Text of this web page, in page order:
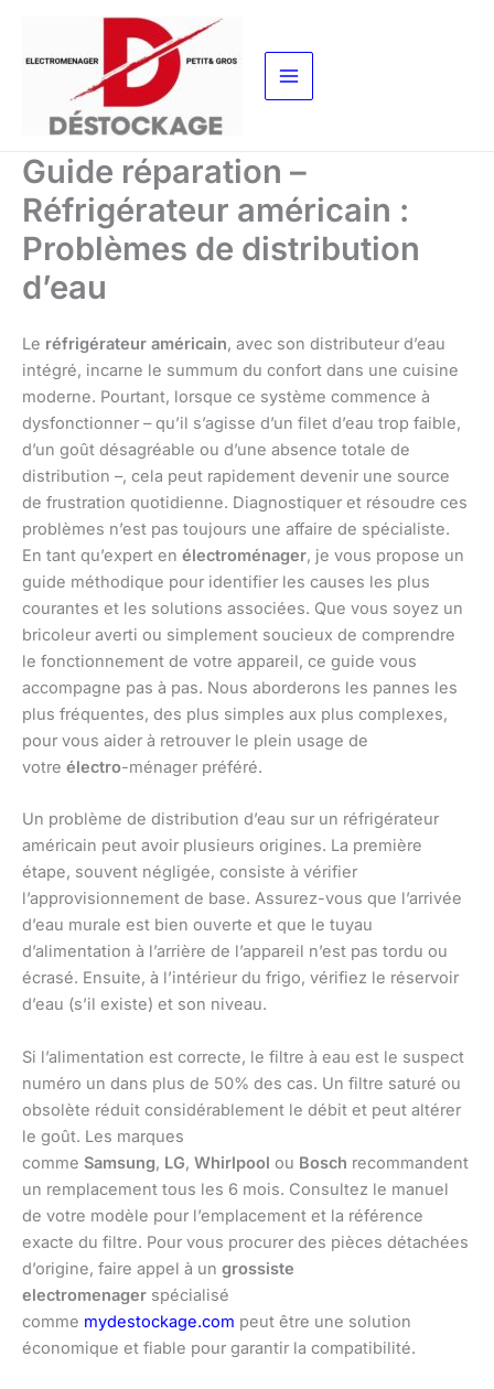
contenu
Guide réparation –
Réfrigérateur américain :
Problèmes de distribution
d’eau
Le réfrigérateur américain, avec son distributeur d’eau
intégré, incarne le summum du confort dans une cuisine
moderne. Pourtant, lorsque ce système commence à
dysfonctionner – qu’il s’agisse d’un filet d’eau trop faible,
d’un goût désagréable ou d’une absence totale de
distribution –, cela peut rapidement devenir une source
de frustration quotidienne. Diagnostiquer et résoudre ces
problèmes n’est pas toujours une affaire de spécialiste.
En tant qu’expert en électroménager, je vous propose un
guide méthodique pour identifier les causes les plus
courantes et les solutions associées. Que vous soyez un
bricoleur averti ou simplement soucieux de comprendre
le fonctionnement de votre appareil, ce guide vous
accompagne pas à pas. Nous aborderons les pannes les
plus fréquentes, des plus simples aux plus complexes,
pour vous aider à retrouver le plein usage de
votre électro-ménager préféré.
Un problème de distribution d’eau sur un réfrigérateur
américain peut avoir plusieurs origines. La première
étape, souvent négligée, consiste à vérifier
l’approvisionnement de base. Assurez-vous que l’arrivée
d’eau murale est bien ouverte et que le tuyau
d’alimentation à l’arrière de l’appareil n’est pas tordu ou
écrasé. Ensuite, à l’intérieur du frigo, vérifiez le réservoir
d’eau (s’il existe) et son niveau.
Si l’alimentation est correcte, le filtre à eau est le suspect
numéro un dans plus de 50% des cas. Un filtre saturé ou
obsolète réduit considérablement le débit et peut altérer
le goût. Les marques
comme Samsung, LG, Whirlpool ou Bosch recommandent
un remplacement tous les 6 mois. Consultez le manuel
de votre modèle pour l’emplacement et la référence
exacte du filtre. Pour vous procurer des pièces détachées
d’origine, faire appel à un grossiste
electromenager spécialisé
comme mydestockage.com peut être une solution
économique et fiable pour garantir la compatibilité.